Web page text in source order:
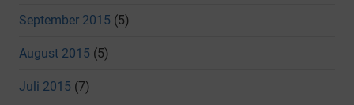
September 2015 (5)
August 2015 (5)
Juli 2015 (7)